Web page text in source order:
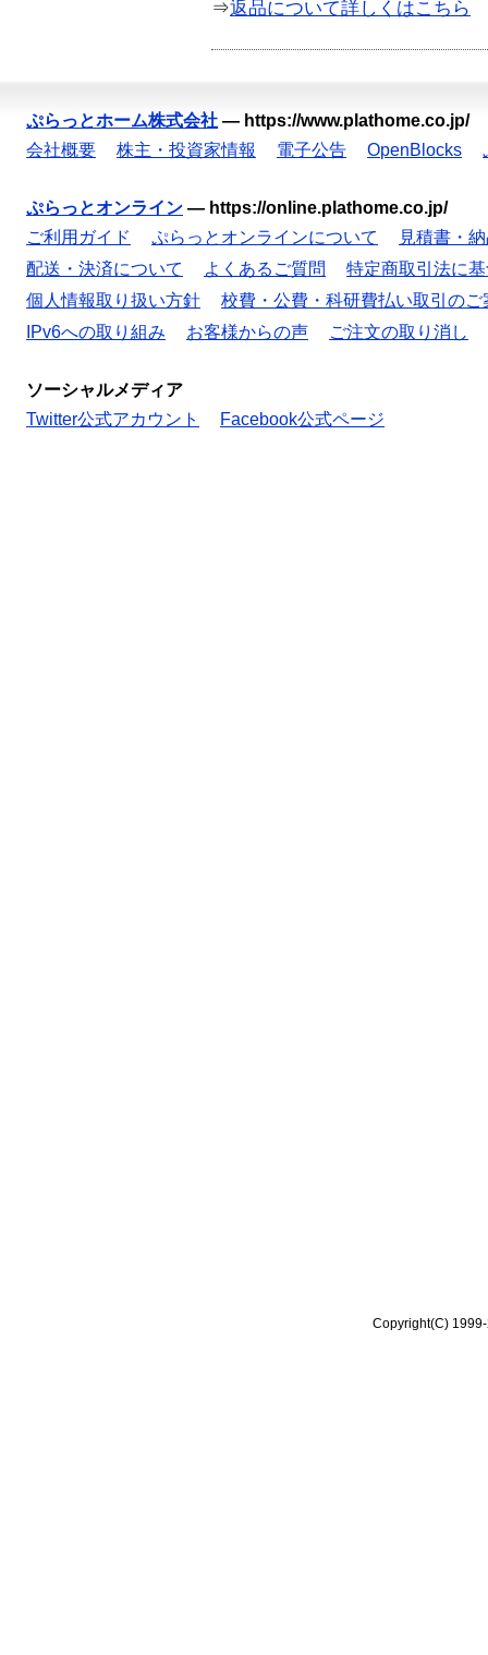
⇒返品について詳しくはこちら
ぷらっとホーム株式会社 — https://www.plathome.co.jp/
会社概要
株主・投資家情報 電子公告 OpenBlocks
ぷらっとオンライン — https://online.plathome.co.jp/
ご利用ガイド
ぷらっとオンラインについて
見積書・
配送・決済について
よくあるご質問
特定商取引法に
個人情報取り扱い方針
校費・公費・科研費払い取引のご
IPv6への取り組み
お客様からの声 ご注文の取り消し
ソーシャルメディア
Twitter公式アカウント
Facebook公式ページ
Copyright(C)